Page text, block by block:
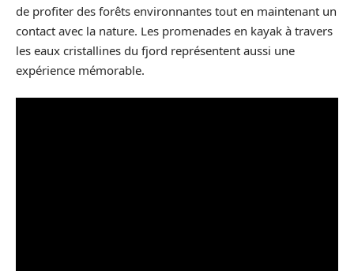
de profiter des forêts environnantes tout en maintenant un
contact avec la nature. Les promenades en kayak à travers
les eaux cristallines du fjord représentent aussi une
expérience mémorable.